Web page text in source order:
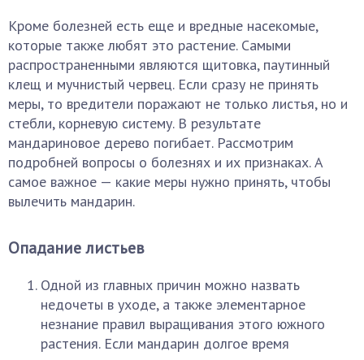
Кроме болезней есть еще и вредные насекомые,
которые также любят это растение. Самыми
распространенными являются щитовка, паутинный
клещ и мучнистый червец. Если сразу не принять
меры, то вредители поражают не только листья, но и
стебли, корневую систему. В результате
мандариновое дерево погибает. Рассмотрим
подробней вопросы о болезнях и их признаках. А
самое важное — какие меры нужно принять, чтобы
вылечить мандарин.
Опадание листьев
Одной из главных причин можно назвать
недочеты в уходе, а также элементарное
незнание правил выращивания этого южного
растения. Если мандарин долгое время